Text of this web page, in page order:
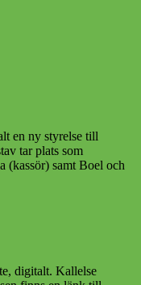
en ny styrelse till
tar plats som
(kassör) samt Boel och
digitalt. Kallelse